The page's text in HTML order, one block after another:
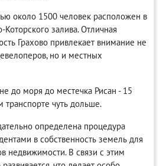
около 1500 человек расположен в
залива. Отличная
Грахово привлекает внимание не
но и местных
до моря до местечка Рисан - 15
чуть дольше.
определена процедура
в собственность земель для
недвижимости. В связи с этим